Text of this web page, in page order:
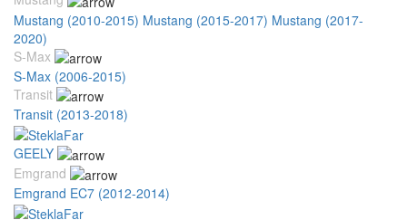
Mustang (2010-2015) Mustang (2015-2017) Mustang (2017-
2020)
S-Max
S-Max (2006-2015)
Transit
Transit (2013-2018)
GEELY
Emgrand
Emgrand EC7 (2012-2014)